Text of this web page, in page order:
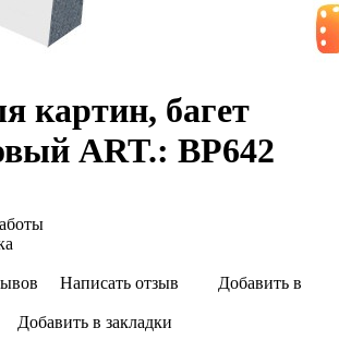
картин, багет
ART.: BP642
Написать отзыв
Добавить в
Добавить в закладки